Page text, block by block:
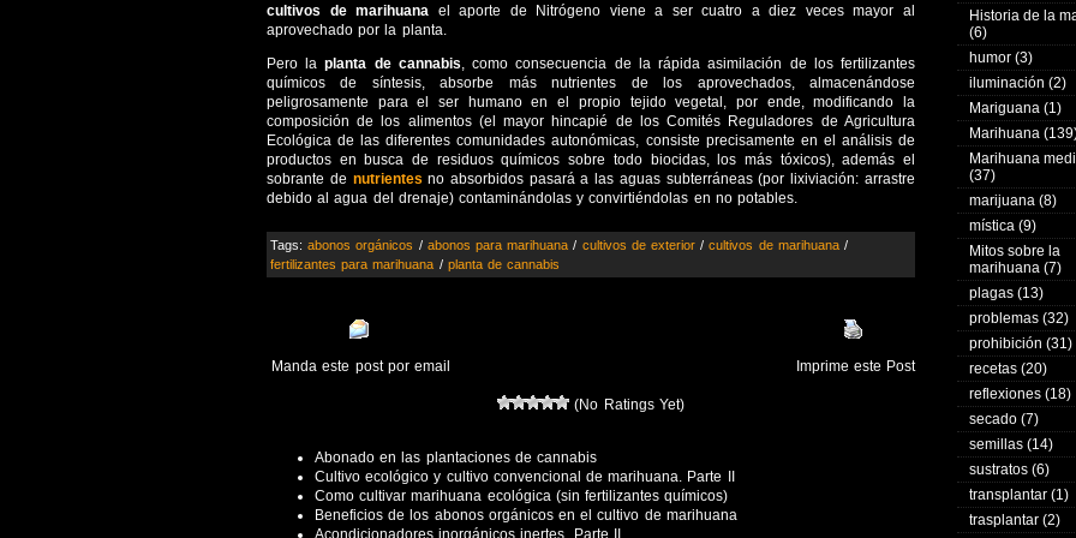
cultivos de marihuana el aporte de Nitrógeno viene a ser cuatro a diez veces mayor al
aprovechado por la planta.
Pero laplanta de cannabis, como consecuencia de la rápida asimilación de los fertilizantes
químicos de síntesis, absorbe más nutrientes de los aprovechados, almacenándose
peligrosamente para el ser humano en el propio tejido vegetal, por ende, modificando la
composición de los alimentos (el mayor hincapié de los Comités Reguladores de Agricultura
Ecológica de las diferentes comunidades autonómicas, consiste precisamente en el análisis de
productos en busca de residuos químicos sobre todo biocidas, los más tóxicos), además el
sobrante de nutrientesno absorbidos pasará a las aguas subterráneas (por lixiviación: arrastre
debido al agua del drenaje) contaminándolas y convirtiéndolas en no potables.
Tags:abonos orgánicos / abonos para marihuana / cultivos de exterior /cultivos de marihuana/
fertilizantes para marihuana / planta de cannabis
Manda este post por email Imprime este Post
(No Ratings Yet)
Abonado en las plantaciones de cannabis
Cultivo ecológico y cultivo convencional de marihuana. Parte II
Como cultivar marihuana ecológica (sin fertilizantes químicos)
Beneficios de los abonos orgánicos en el cultivo de marihuana
Acondicionadores inorgánicos inertes. Parte II
Historia de la
(6)
humor (3)
iluminación (2)
Mariguana (1)
Marihuana
Marihuana
(37)
marijuana (8)
mística (9)
Mitos sobre la
marihuana (7)
plagas (13)
problemas (32)
prohibición (31)
recetas (20)
reflexiones (18)
secado (7)
semillas (14)
sustratos (6)
transplantar (1)
trasplantar (2)